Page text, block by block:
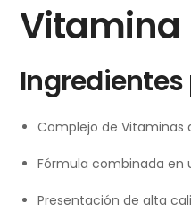
Vitamina
Complejo de Vitaminas
Fórmula combinada en
Presentación de alta